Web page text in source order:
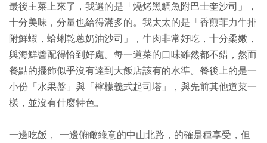
最後主菜上來了，我選的是「燒烤黑鯛魚附巴士奎沙司」，
十分美味，分量也給得滿多的。我太太的是「香煎菲力牛排
附鮮蝦，蛤蜊乾蔥奶油沙司」，牛肉非常好吃，十分柔嫩，
與海鮮醬配得恰到好處。每一道菜的口味雖然都不錯，然而
餐點的擺飾似乎沒有達到大飯店該有的水準。餐後上的是一
小份「水果盤」與「檸檬義式起司塔」，與先前其他道菜一
樣，並沒有什麼特色。
一邊吃飯， 一邊俯瞰綠意的中山北路，的確是種享受，但